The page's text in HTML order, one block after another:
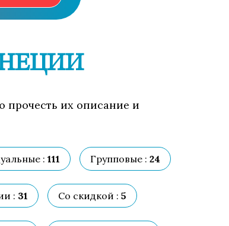
прочесть их описание и
: 111 Групповые : 24
: 31 Со скидкой : 5